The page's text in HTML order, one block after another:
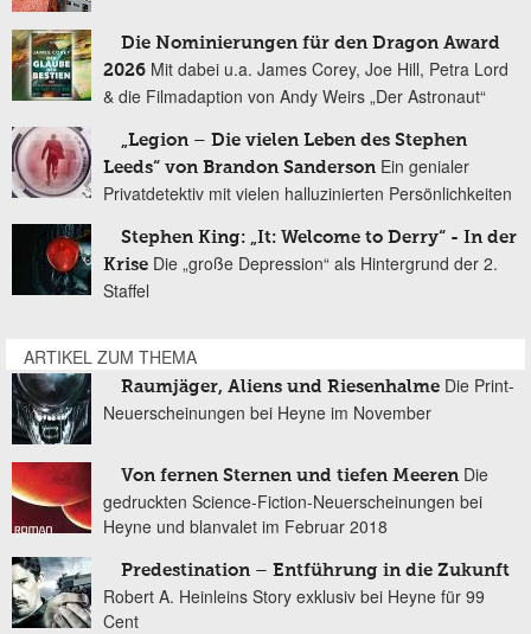
Die Nominierungen für den Dragon Award
2026 Mit dabei u.a. James Corey, Joe Hill, Petra Lord
& die Filmadaption von Andy Weirs „Der Astronaut“
„Legion – Die vielen Leben des Stephen
Leeds“ von Brandon Sanderson Ein genialer
Privatdetektiv mit vielen halluzinierten Persönlichkeiten
Stephen King: „It: Welcome to Derry“ - In der
Krise Die „große Depression“ als Hintergrund der 2.
Staffel
ARTIKEL ZUM THEMA
Raumjäger, Aliens und Riesenhalme Die Print-
Neuerscheinungen bei Heyne im November
Von fernen Sternen und tiefen Meeren Die
gedruckten Science-Fiction-Neuerscheinungen bei
Heyne und blanvalet im Februar 2018
Predestination – Entführung in die Zukunft
Robert A. Heinleins Story exklusiv bei Heyne für 99
Cent